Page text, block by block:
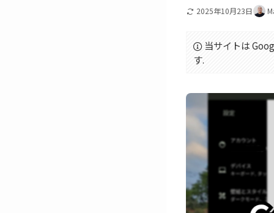
2025年10月23日
当サイトは
す.